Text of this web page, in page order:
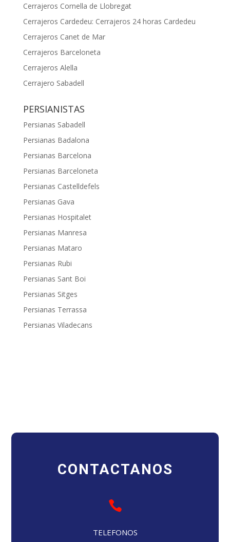
Cerrajeros Cornella de Llobregat
Cerrajeros Cardedeu: Cerrajeros 24 horas Cardedeu
Cerrajeros Canet de Mar
Cerrajeros Barceloneta
Cerrajeros Alella
Cerrajero Sabadell
PERSIANISTAS
Persianas Sabadell
Persianas Badalona
Persianas Barcelona
Persianas Barceloneta
Persianas Castelldefels
Persianas Gava
Persianas Hospitalet
Persianas Manresa
Persianas Mataro
Persianas Rubi
Persianas Sant Boi
Persianas Sitges
Persianas Terrassa
Persianas Viladecans
CONTACTANOS

TELEFONOS